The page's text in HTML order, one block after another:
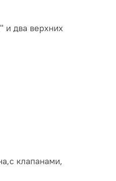
и два верхних
клапанами,